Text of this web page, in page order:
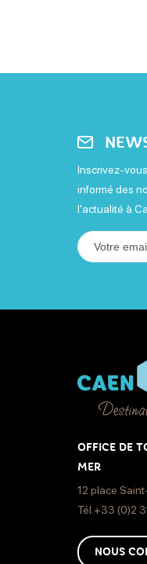
Inscrivez-
informé des
l'actualité à
OFFICE DE
MER
12 place
Tél.+33 (0)2
NOUS